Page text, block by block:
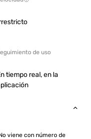
de uso
tiempo real, en la
viene con número de